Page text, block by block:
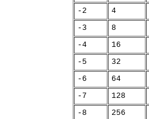
-2
4
-3
8
-4
16
-5
32
-6
64
-7
128
-8
256